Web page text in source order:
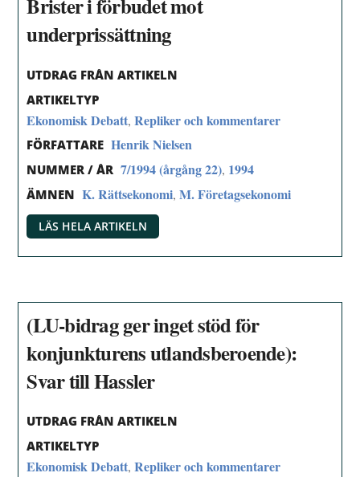
Brister i förbudet mot
underprissättning
UTDRAG FRÅN ARTIKELN
ARTIKELTYP
Ekonomisk Debatt,Repliker och kommentarer
FÖRFATTARE Henrik Nielsen
NUMMER / ÅR 7/1994 (årgång 22), 1994
ÄMNEN K. Rättsekonomi,M. Företagsekonomi
LÄS HELA ARTIKELN
(LU-bidrag ger inget stöd för
konjunkturens utlandsberoende):
Svar till Hassler
UTDRAG FRÅN ARTIKELN
ARTIKELTYP
Ekonomisk Debatt,Repliker och kommentarer